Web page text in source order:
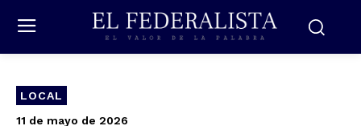
LOCAL
11 de mayo de 2026